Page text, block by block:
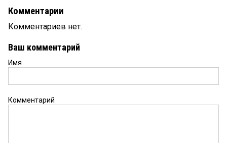
Комментарии
Комментариев нет.
Ваш комментарий
Имя
Комментарий